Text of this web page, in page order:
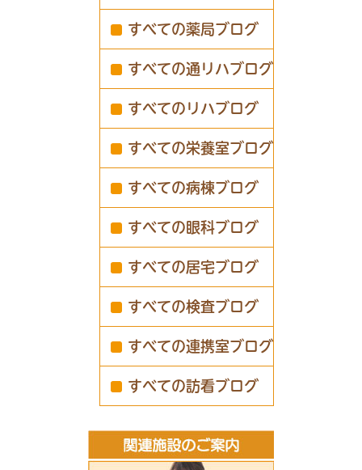
すべての薬局ブログ
すべての通リハブログ
すべてのリハブログ
すべての栄養室ブログ
すべての病棟ブログ
すべての眼科ブログ
すべての居宅ブログ
すべての検査ブログ
すべての連携室ブログ
すべての訪看ブログ